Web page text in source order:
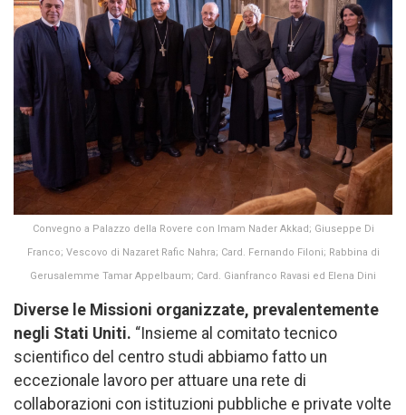
Convegno a Palazzo della Rovere con Imam Nader Akkad; Giuseppe Di
Franco; Vescovo di Nazaret Rafic Nahra; Card. Fernando Filoni; Rabbina di
Gerusalemme Tamar Appelbaum; Card. Gianfranco Ravasi ed Elena Dini
Diverse le Missioni organizzate, prevalentemente
negli Stati Uniti. “Insieme al comitato tecnico
scientifico del centro studi abbiamo fatto un
eccezionale lavoro per attuare una rete di
collaborazioni con istituzioni pubbliche e private volte